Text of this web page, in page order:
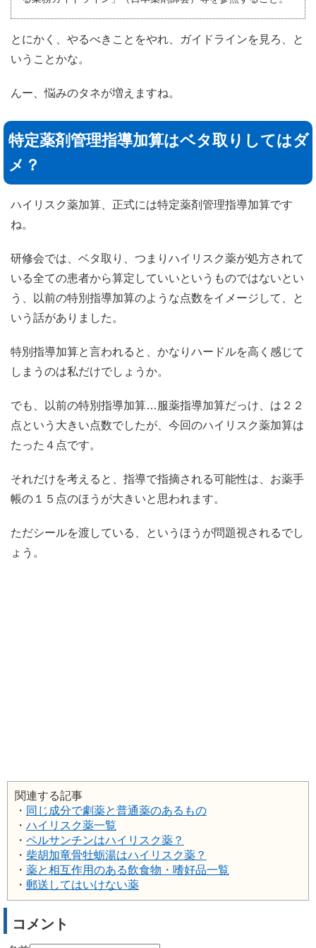
とにかく、やるべきことをやれ、ガイドラインを見ろ、と
いうことかな。
んー、悩みのタネが増えますね。
特定薬剤管理指導加算はベタ取りしてはダ
メ？
ハイリスク薬加算、正式には特定薬剤管理指導加算です
ね。
研修会では、ベタ取り、つまりハイリスク薬が処方されて
いる全ての患者から算定していいというものではないとい
う、以前の特別指導加算のような点数をイメージして、と
いう話がありました。
特別指導加算と言われると、かなりハードルを高く感じて
しまうのは私だけでしょうか。
でも、以前の特別指導加算…服薬指導加算だっけ、は２２
点という大きい点数でしたが、今回のハイリスク薬加算は
たった４点です。
それだけを考えると、指導で指摘される可能性は、お薬手
帳の１５点のほうが大きいと思われます。
ただシールを渡している、というほうが問題視されるでし
ょう。
関連する記事
・ 同じ成分で劇薬と普通薬のあるもの
・ ハイリスク薬一覧
・ ペルサンチンはハイリスク薬？
・ 柴胡加竜骨牡蛎湯はハイリスク薬？
・ 薬と相互作用のある飲食物・嗜好品一覧
・ 郵送してはいけない薬
コメント